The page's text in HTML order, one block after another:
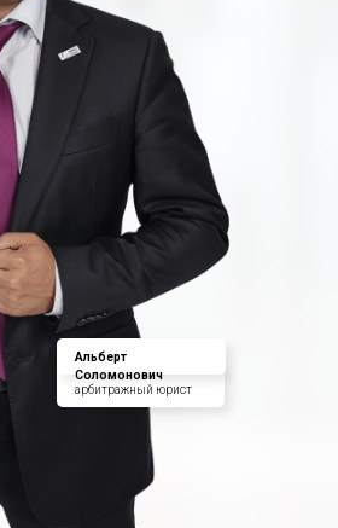
Альберт
Соломонович
арбитражный юрист